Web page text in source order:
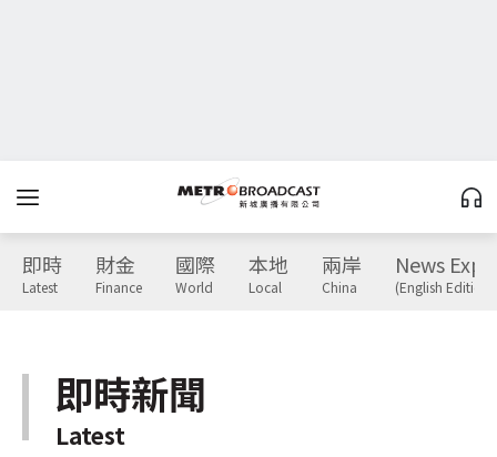
即時
Latest
財金
Finance
國際
World
本地
Local
兩岸
China
News
(English Edition)
即時新聞
Latest